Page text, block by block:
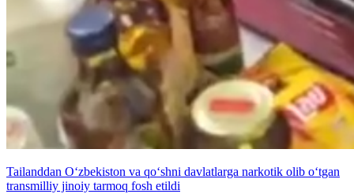
Tailanddan O‘zbekiston va qo‘shni davlatlarga narkotik olib o‘tgan
transmilliy jinoiy tarmoq fosh etildi